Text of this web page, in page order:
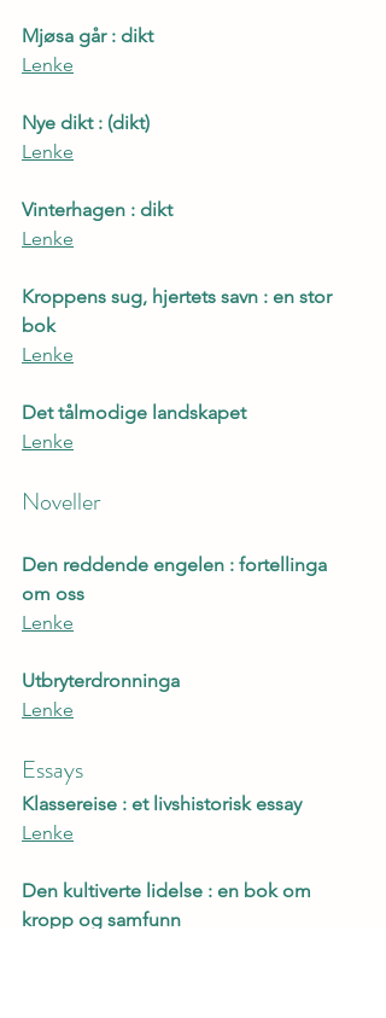
Mjøsa går : dikt
Lenke
Nye dikt : (dikt)
Lenke
Vinterhagen : dikt
Lenke
Kroppens sug, hjertets savn : en stor
bok
Lenke
Det tålmodige landskapet
Lenke
Noveller
Den reddende engelen : fortellinga
om oss
Lenke
Utbryterdronninga
Lenke
Essays
Klassereise : et livshistorisk essay
Lenke
Den kultiverte lidelse : en bok om
kropp og samfunn